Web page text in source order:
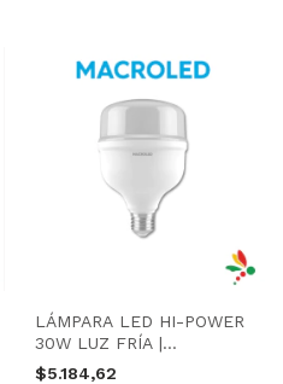
LÁMPARA LED HI-POWER
30W LUZ FRÍA |
MACROLED
$5.184,62